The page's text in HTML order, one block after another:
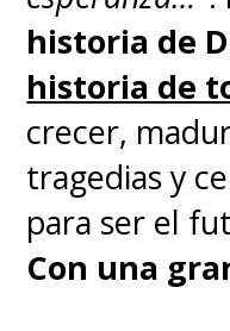
primaria,
segundo!
capítulos a
Weekly
salió a la
final, fui a la
no lo compré!"
historia de
historia de
crecer,
tragedias y
para ser el
Con una